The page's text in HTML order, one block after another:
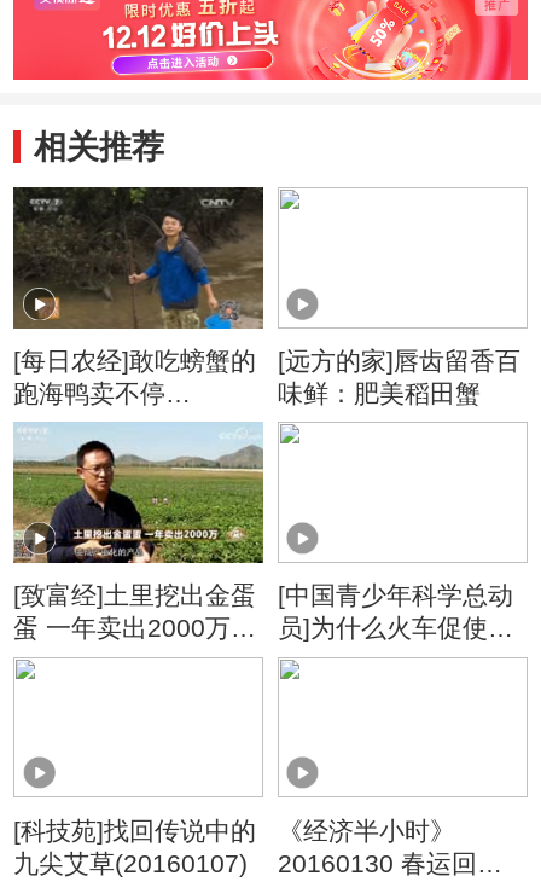
相关推荐
[每日农经]敢吃螃蟹的
跑海鸭卖不停
(20160112)
[远方的家]唇齿留香百
味鲜：肥美稻田蟹
[致富经]土里挖出金蛋
蛋 一年卖出2000万
20171011
[中国青少年科学总动
员]为什么火车促使人
们发现多普勒效应？
[科技苑]找回传说中的
九尖艾草(20160107)
《经济半小时》
20160130 春运回家